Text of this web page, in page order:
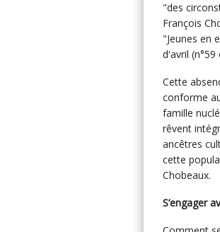
"des
François
"Jeunes en
d'avril
Cette
conforme
famille
rêvent
ancêtres
cette
Chobeaux.
S’engager